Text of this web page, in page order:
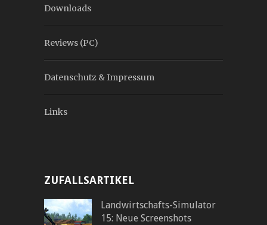
Downloads
Reviews (PC)
Datenschutz & Impressum
Links
ZUFALLSARTIKEL
Landwirtschafts-Simulator
15: Neue Screenshots